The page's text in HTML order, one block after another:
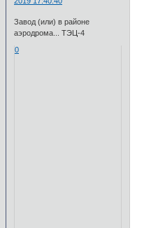
Завод (или) в районе
аэродрома... ТЭЦ-4
0